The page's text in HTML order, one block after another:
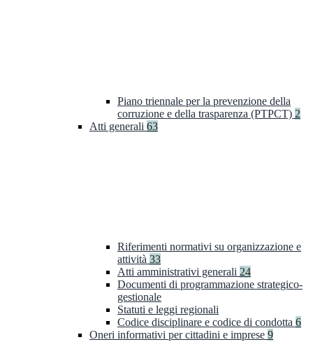
Piano triennale per la prevenzione della
corruzione e della trasparenza (PTPCT) 2
Atti generali 63
Riferimenti normativi su organizzazione e
attività 33
Atti amministrativi generali 24
Documenti di programmazione strategico-
gestionale
Statuti e leggi regionali
Codice disciplinare e codice di condotta 6
Oneri informativi per cittadini e imprese 9